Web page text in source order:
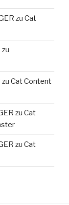
zu Cat
zu
zu Cat Content
zu Cat
zu Cat